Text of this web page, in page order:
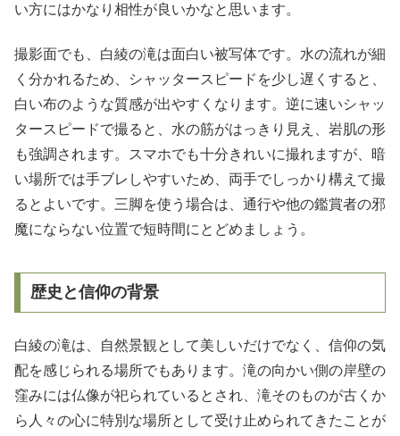
い方にはかなり相性が良いかなと思います。
撮影面でも、白綾の滝は面白い被写体です。水の流れが細
く分かれるため、シャッタースピードを少し遅くすると、
白い布のような質感が出やすくなります。逆に速いシャッ
タースピードで撮ると、水の筋がはっきり見え、岩肌の形
も強調されます。スマホでも十分きれいに撮れますが、暗
い場所では手ブレしやすいため、両手でしっかり構えて撮
るとよいです。三脚を使う場合は、通行や他の鑑賞者の邪
魔にならない位置で短時間にとどめましょう。
歴史と信仰の背景
白綾の滝は、自然景観として美しいだけでなく、信仰の気
配を感じられる場所でもあります。滝の向かい側の岸壁の
窪みには仏像が祀られているとされ、滝そのものが古くか
ら人々の心に特別な場所として受け止められてきたことが